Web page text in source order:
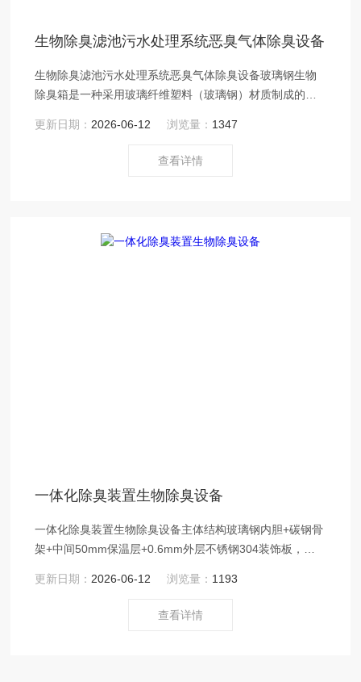
生物除臭滤池污水处理系统恶臭气体除臭设备
生物除臭滤池污水处理系统恶臭气体除臭设备玻璃钢生物
除臭箱是一种采用玻璃纤维塑料（玻璃钢）材质制成的用
更新日期： 2026-06-12 浏览量： 1347
查看详情
一体化除臭装置生物除臭设备
一体化除臭装置生物除臭设备主体结构玻璃钢内胆+碳钢骨
架+中间50mm保温层+0.6mm外层不锈钢304装饰板，含
更新日期： 2026-06-12 浏览量： 1193
查看详情